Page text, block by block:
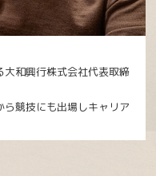
和興行株式会社代表取締
競技にも出場しキャリア